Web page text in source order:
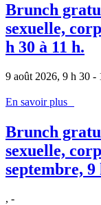
Brunch
sexuelle,
h 30 à 11 h.
9 août 2026, 9 h 30 -
En savoir plus
Brunch
sexuelle,
septembre, 9
, -